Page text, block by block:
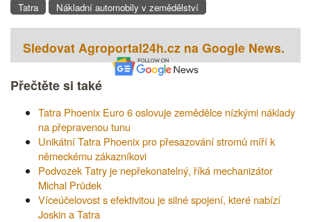
Tatra Nákladní automobily v zemědělství
Sledovat Agroportal24h.cz na Google News.
Přečtěte si také
Tatra Phoenix Euro 6 oslovuje zemědělce nízkými náklady
na přepravenou tunu
Unikátní Tatra Phoenix pro přesazování stromů míří k
německému zákazníkovi
Podvozek Tatry je nepřekonatelný, říká mechanizátor
Michal Průdek
Víceúčelovost s efektivitou je silné spojení, které nabízí
Joskin a Tatra